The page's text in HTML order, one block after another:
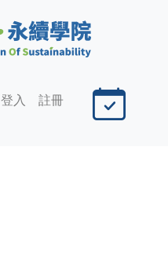
登入 註冊